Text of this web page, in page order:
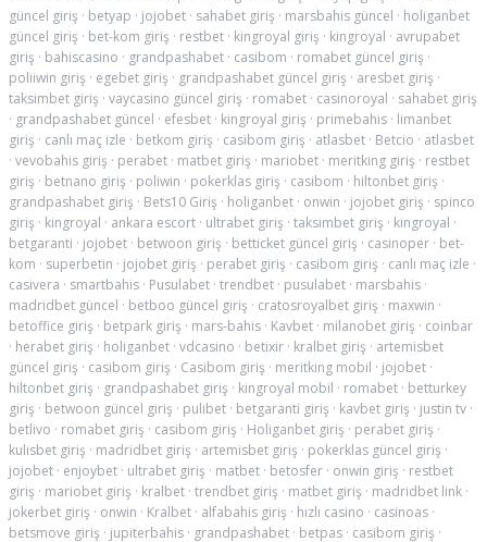
güncel giriş · betyap · jojobet · sahabet giriş · marsbahis güncel · holiganbet
güncel giriş · bet-kom giriş · restbet · kingroyal giriş · kingroyal · avrupabet
giriş · bahiscasino · grandpashabet · casibom · romabet güncel giriş ·
poliiwin giriş · egebet giriş · grandpashabet güncel giriş · aresbet giriş ·
taksimbet giriş · vaycasino güncel giriş · romabet · casinoroyal · sahabet giriş
· grandpashabet güncel · efesbet · kingroyal giriş · primebahis · limanbet
giriş · canlı maç izle · betkom giriş · casibom giriş · atlasbet · Betcio · atlasbet
· vevobahis giriş · perabet · matbet giriş · mariobet · meritking giriş · restbet
giriş · betnano giriş · poliwin · pokerklas giriş · casibom · hiltonbet giriş ·
grandpashabet giriş · Bets10 Giriş · holiganbet · onwin · jojobet giriş · spinco
giriş · kingroyal · ankara escort · ultrabet giriş · taksimbet giriş · kingroyal ·
betgaranti · jojobet · betwoon giriş · betticket güncel giriş · casinoper · bet-
kom · superbetin · jojobet giriş · perabet giriş · casibom giriş · canlı maç izle ·
casivera · smartbahis · Pusulabet · trendbet · pusulabet · marsbahis ·
madridbet güncel · betboo güncel giriş · cratosroyalbet giriş · maxwin ·
betoffice giriş · betpark giriş · mars-bahis · Kavbet · milanobet giriş · coinbar
· herabet giriş · holiganbet · vdcasino · betixir · kralbet giriş · artemisbet
güncel giriş · casibom giriş · Casibom giriş · meritking mobil · jojobet ·
hiltonbet giriş · grandpashabet giriş · kingroyal mobil · romabet · betturkey
giriş · betwoon güncel giriş · pulibet · betgaranti giriş · kavbet giriş · justin tv ·
betlivo · romabet giriş · casibom giriş · Holiganbet giriş · perabet giriş ·
kulisbet giriş · madridbet giriş · artemisbet giriş · pokerklas güncel giriş ·
jojobet · enjoybet · ultrabet giriş · matbet · betosfer · onwin giriş · restbet
giriş · mariobet giriş · kralbet · trendbet giriş · matbet giriş · madridbet link ·
jokerbet giriş · onwin · Kralbet · alfabahis giriş · hızlı casino · casinoas ·
betsmove giriş · jupiterbahis · grandpashabet · betpas · casibom giriş ·